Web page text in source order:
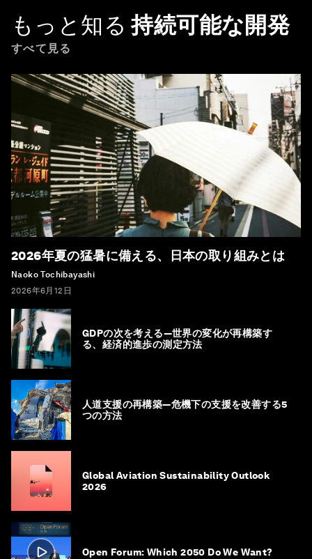
もっと知る 持続可能な開発
すべて見る
2026年夏の猛暑に備える、日本の取り組みとは
Naoko Tochibayashi
2026年6月12日
GDPの次を考える―世界の変化が再構築す
る、経済的進歩の測定方法
人道支援の再構築―危機下の支援を改善する5
つの方法
Global Aviation Sustainability Outlook
2026
Open Forum: Which 2050 Do We Want?